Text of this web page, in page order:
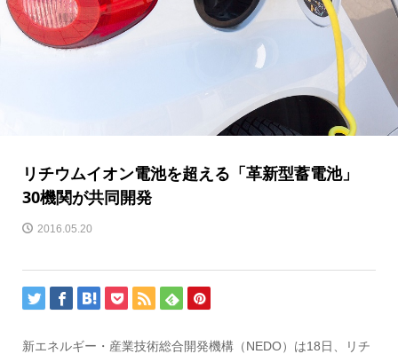
リチウムイオン電池を超える「革新型蓄電池」
30機関が共同開発
2016.05.20
新エネルギー・産業技術総合開発機構（NEDO）は18日、リチ